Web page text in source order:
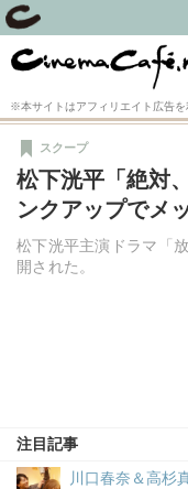
※本サイトはアフィリエイト広告を
松下洸平「絶対
ンクアップでメ
松下洸平主演ドラマ「
開された。
スクープ
注目記事
川口春奈＆高杉